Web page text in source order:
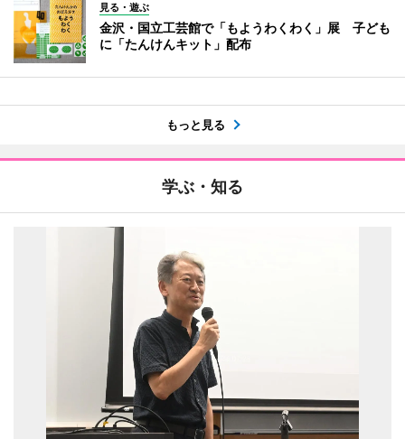
見る・遊ぶ
金沢・国立工芸館で「もようわくわく」展 子ども
に「たんけんキット」配布
もっと見る
学ぶ・知る